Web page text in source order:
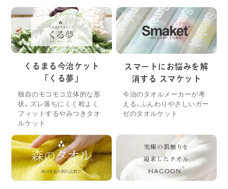
くるまる今治ケット
「くる夢」
独自のモコモコ立体的な形
状。ズレ落ちにくく程よく
フィットするやみつきタオ
ルケット
スマートにお悩みを解
消する スマケット
今治のタオルメーカーが考
える、ふんわりやさしいガー
ゼのタオルケット